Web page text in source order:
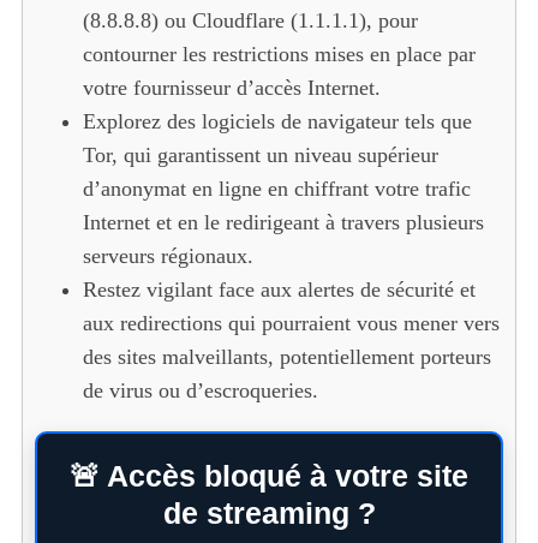
(8.8.8.8) ou Cloudflare (1.1.1.1), pour
contourner les restrictions mises en place par
votre fournisseur d’accès Internet.
Explorez des logiciels de navigateur tels que
Tor, qui garantissent un niveau supérieur
d’anonymat en ligne en chiffrant votre trafic
Internet et en le redirigeant à travers plusieurs
serveurs régionaux.
Restez vigilant face aux alertes de sécurité et
aux redirections qui pourraient vous mener vers
des sites malveillants, potentiellement porteurs
de virus ou d’escroqueries.
🚨 Accès bloqué à votre site
de streaming ?